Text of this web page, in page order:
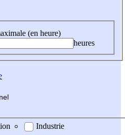
(en heure)
heures
Industrie